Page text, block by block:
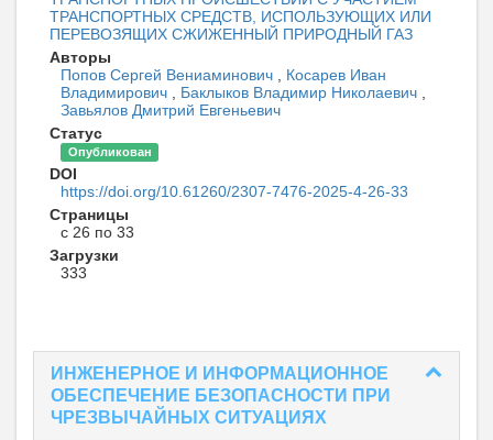
ТРАНСПОРТНЫХ СРЕДСТВ, ИСПОЛЬЗУЮЩИХ ИЛИ
ПЕРЕВОЗЯЩИХ СЖИЖЕННЫЙ ПРИРОДНЫЙ ГАЗ
Авторы
Попов Сергей Вениаминович
Косарев Иван
Владимирович
Баклыков Владимир Николаевич
Завьялов Дмитрий Евгеньевич
Статус
Опубликован
DOI
https://doi.org/10.61260/2307-7476-2025-4-26-33
Страницы
с 26 по 33
Загрузки
333
ИНЖЕНЕРНОЕ И ИНФОРМАЦИОННОЕ
ОБЕСПЕЧЕНИЕ БЕЗОПАСНОСТИ ПРИ
ЧРЕЗВЫЧАЙНЫХ СИТУАЦИЯХ